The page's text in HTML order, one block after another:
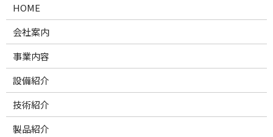
HOME
会社案内
事業内容
設備紹介
技術紹介
製品紹介